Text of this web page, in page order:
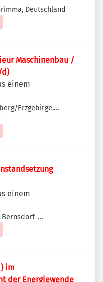
Deutschland
Maschinenbau /
einem
Erzgebirge,
einem
Bernsdorf-
im
der Energiewende